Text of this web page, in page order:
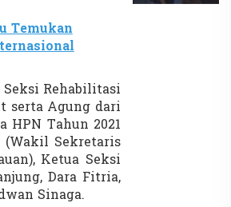
Temukan
Rehabilitasi
serta Agung dari
Tahun 2021
Sekretaris
Ketua Seksi
Dara Fitria,
Sinaga.